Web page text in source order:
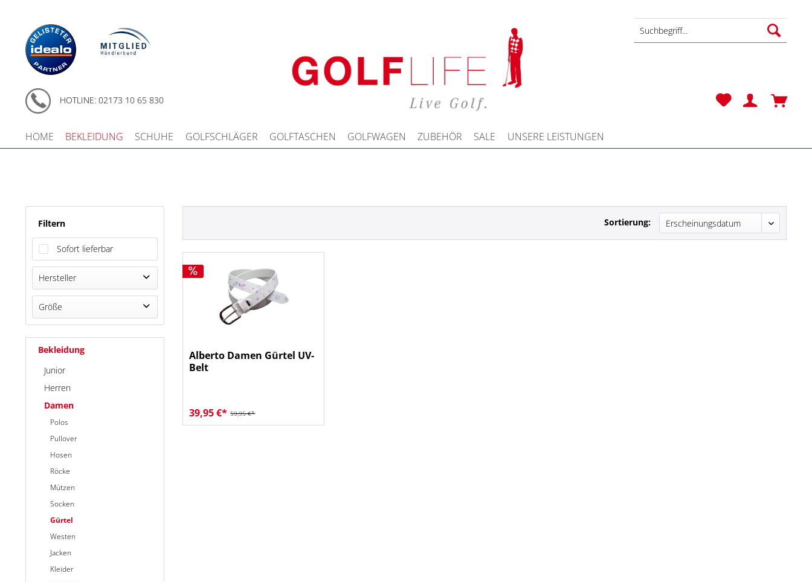
HOTLINE: 02173 10 65 830
HOME BEKLEIDUNG SCHUHE GOLFSCHLÄGER GOLFTASCHEN GOLFWAGEN ZUBEHÖR SALE UNSERE LEISTUNGEN
Filtern
Sofort lieferbar
Hersteller
Alberto
Größe
110
Bekleidung
Junior
Herren
Damen
Polos
Pullover
Hosen
Röcke
Mützen
Socken
Gürtel
Westen
Jacken
Kleider
Sortierung:
Alberto Damen Gürtel UV-
Belt
59,95 €*
39,95 €*